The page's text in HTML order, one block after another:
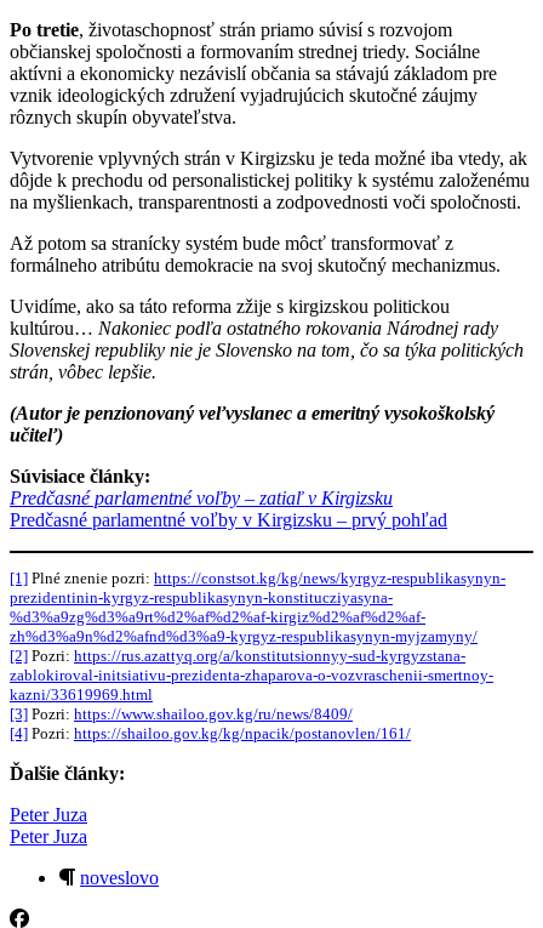
Po tretie, životaschopnosť strán priamo súvisí s rozvojom
občianskej spoločnosti a formovaním strednej triedy. Sociálne
aktívni a ekonomicky nezávislí občania sa stávajú základom pre
vznik ideologických združení vyjadrujúcich skutočné záujmy
rôznych skupín obyvateľstva.
Vytvorenie vplyvných strán v Kirgizsku je teda možné iba vtedy, ak
dôjde k prechodu od personalistickej politiky k systému založenému
na myšlienkach, transparentnosti a zodpovednosti voči spoločnosti.
Až potom sa stranícky systém bude môcť transformovať z
formálneho atribútu demokracie na svoj skutočný mechanizmus.
Uvidíme, ako sa táto reforma zžije s kirgizskou politickou
kultúrou… Nakoniec podľa ostatného rokovania Národnej rady
Slovenskej republiky nie je Slovensko na tom, čo sa týka politických
strán, vôbec lepšie.
(Autor je penzionovaný veľvyslanec a emeritný vysokoškolský
učiteľ)
Súvisiace články:
Predčasné parlamentné voľby – zatiaľ v Kirgizsku
Predčasné parlamentné voľby v Kirgizsku – prvý pohľad
[1] Plné znenie pozri: https://constsot.kg/kg/news/kyrgyz-respublikasynyn-
prezidentinin-kyrgyz-respublikasynyn-konstitucziyasyna-
%d3%a9zg%d3%a9rt%d2%af%d2%af-kirgiz%d2%af%d2%af-
zh%d3%a9n%d2%afnd%d3%a9-kyrgyz-respublikasynyn-myjzamyny/
[2] Pozri: https://rus.azattyq.org/a/konstitutsionnyy-sud-kyrgyzstana-
zablokiroval-initsiativu-prezidenta-zhaparova-o-vozvraschenii-smertnoy-
kazni/33619969.html
[3] Pozri: https://www.shailoo.gov.kg/ru/news/8409/
[4] Pozri: https://shailoo.gov.kg/kg/npacik/postanovlen/161/
Ďalšie články:
Peter Juza
Peter Juza
noveslovo